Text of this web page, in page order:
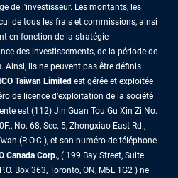
de l'investisseur. Les montants, les
de tous les frais et commissions, ainsi
en fonction de la stratégie
des investissements, de la période de
Ainsi, ils ne peuvent pas être définis
Taiwan Limited est gérée et exploitée
de licence d’exploitation de la société
est (112) Jin Guan Tou Gu Xin Zi No.
No. 68, Sec. 5, Zhongxiao East Rd.,
(R.O.C.), et son numéro de téléphone
Canada Corp., ( 199 Bay Street, Suite
Box 363, Toronto, ON, M5L 1G2 ) ne